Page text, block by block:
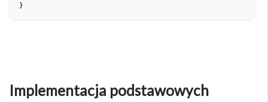
}
Implementacja podstawowych